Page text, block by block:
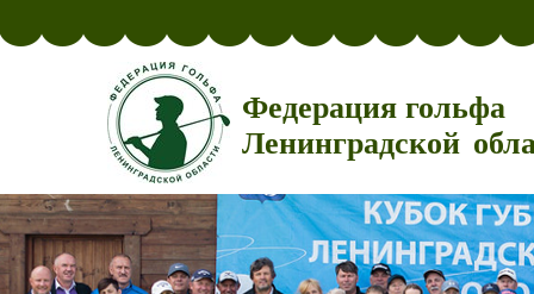
Федерация гольфа
Ленинградской